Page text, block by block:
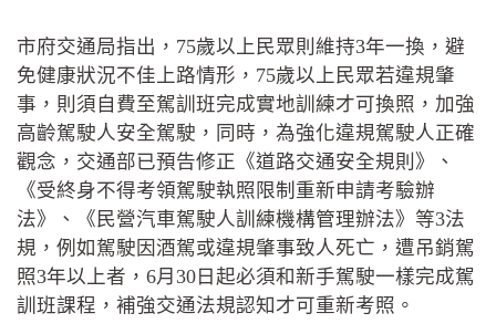
市府交通局指出，75歲以上民眾則維持3年一換，避
免健康狀況不佳上路情形，75歲以上民眾若違規肇
事，則須自費至駕訓班完成實地訓練才可換照，加強
高齡駕駛人安全駕駛，同時，為強化違規駕駛人正確
觀念，交通部已預告修正《道路交通安全規則》、
《受終身不得考領駕駛執照限制重新申請考驗辦
法》、《民營汽車駕駛人訓練機構管理辦法》等3法
規，例如駕駛因酒駕或違規肇事致人死亡，遭吊銷駕
照3年以上者，6月30日起必須和新手駕駛一樣完成駕
訓班課程，補強交通法規認知才可重新考照。